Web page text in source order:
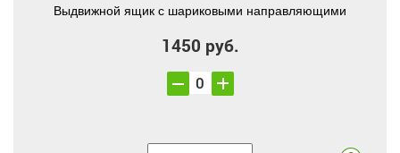
Выдвижной ящик с шариковыми направляющими
1450 руб.